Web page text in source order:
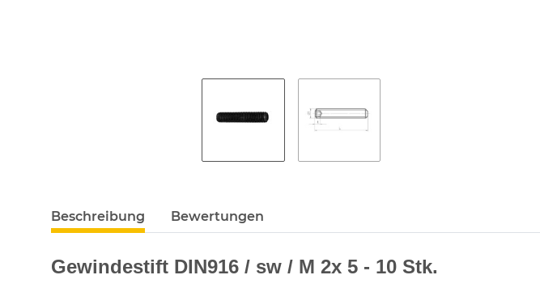
Beschreibung Bewertungen
Gewindestift DIN916 / sw / M 2x 5 - 10 Stk.